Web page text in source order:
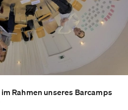
Rahmen unseres Barcamps